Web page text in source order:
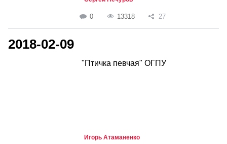
0 13318 27
2018-02-09
"Птичка певчая" ОГПУ
Игорь Атаманенко